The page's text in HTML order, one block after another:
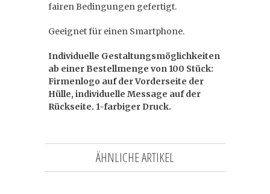
fairen Bedingungen gefertigt.
Geeignet für einen Smartphone.
Individuelle Gestaltungsmöglichkeiten
ab einer Bestellmenge von 100 Stück:
Firmenlogo auf der Vorderseite der
Hülle, individuelle Message auf der
Rückseite. 1-farbiger Druck.
ÄHNLICHE ARTIKEL